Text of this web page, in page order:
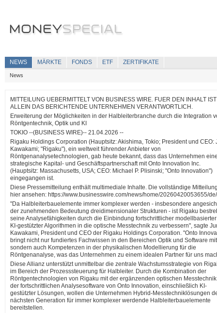
NEWS MÄRKTE FONDS ETF ZERTIFIKATE
News
MITTEILUNG UEBERMITTELT VON BUSINESS WIRE. FUER DEN INHALT IST
ALLEIN DAS BERICHTENDE UNTERNEHMEN VERANTWORTLICH.
Erweiterung der Möglichkeiten in der Halbleiterbranche durch die Integration
Röntgentechnik, Optik und KI
TOKIO --(BUSINESS WIRE)-- 21.04.2026 --
Rigaku Holdings Corporation (Hauptsitz: Akishima, Tokio; President und CEO:
Kawakami; "Rigaku"), ein weltweit führender Anbieter von
Röntgenanalysetechnologien, gab heute bekannt, dass das Unternehmen
strategische Kapital- und Geschäftspartnerschaft mit Onto Innovation Inc.
(Hauptsitz: Massachusetts, USA; CEO: Michael P. Plisinski; "Onto Innovation")
eingegangen ist.
Diese Pressemitteilung enthält multimediale Inhalte. Die vollständige
hier ansehen: https://www.businesswire.com/news/home/20260420053655/de/
"Da Halbleiterbauelemente immer komplexer werden - insbesondere
der zunehmenden Bedeutung dreidimensionaler Strukturen - ist Rigaku
seine Analysefähigkeiten durch die Einbindung fortschrittlicher
KI-gestützter Algorithmen in die optische Messtechnik zu verbessern", sagte
Kawakami, President und CEO der Rigaku Holdings Corporation. "Onto
bringt nicht nur fundiertes Fachwissen in den Bereichen Optik und Software
sondern auch Kompetenzen in der physikalischen Modellierung für die
Röntgenanalyse, was das Unternehmen zu einem idealen Partner für uns
Diese Allianz unterstützt unmittelbar die zentrale Wachstumsstrategie von
im Bereich der Prozesssteuerung für Halbleiter. Durch die Kombination der
Röntgentechnologien von Rigaku mit der ergänzenden optischen
der fortschrittlichen Analysesoftware von Onto Innovation, einschließlich KI-
gestützter Lösungen, wollen die Unternehmen Hybrid-Messtechniklösungen
nächsten Generation für immer komplexer werdende Halbleiterbauelemente
bereitstellen.